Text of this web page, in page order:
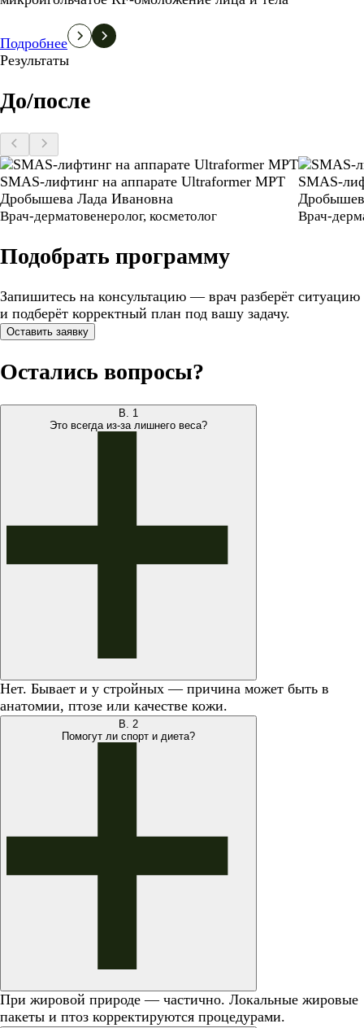
Подробнее
Результаты
До/после
SMAS-лифтинг на аппарате Ultraformer MPT
Дробышева Лада Ивановна
Врач-дерматовенеролог, косметолог
SMAS-
Врач-
Подобрать программу
Запишитесь на консультацию — врач разберёт ситуацию
и подберёт корректный план под вашу задачу.
Оставить заявку
Остались вопросы?
В. 1
Это всегда из-за лишнего веса?
Нет. Бывает и у стройных — причина может быть в
анатомии, птозе или качестве кожи.
В. 2
Помогут ли спорт и диета?
При жировой природе — частично. Локальные жировые
пакеты и птоз корректируются процедурами.